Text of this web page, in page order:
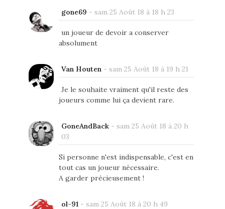
gone69 - sam 25 Août 18 à 18 h 23
un joueur de devoir a conserver
absolument
Van Houten - sam 25 Août 18 à 19 h 21
Je le souhaite vraiment qu'il reste des
joueurs comme lui ça devient rare.
GoneAndBack- sam 25 Août 18 à 20 h
03
Si personne n'est indispensable, c'est en
tout cas un joueur nécessaire.
A garder précieusement !
ol-91 - sam 25 Août 18 à 20 h 49